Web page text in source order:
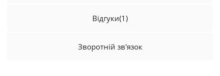
Відгуки(1)
Зворотній зв'язок